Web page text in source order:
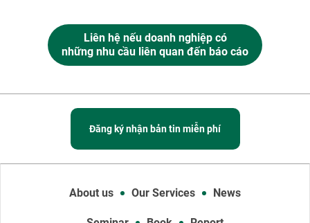
Liên hệ nếu doanh nghiệp có
những nhu cầu liên quan đến báo cáo
Đăng ký nhận bản tin miễn phí
About us Our Services News